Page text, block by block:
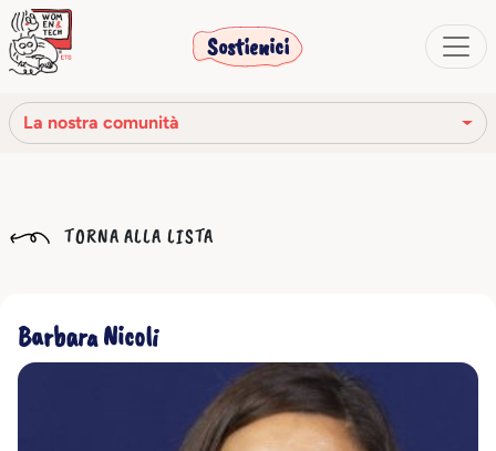
Sostienici
La nostra comunità
La nostra storia
Il nostro network
TORNA ALLA LISTA
Barbara Nicoli